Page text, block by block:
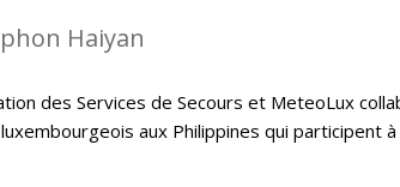
Haiyan
des Services de Secours et MeteoLux
aux Philippines qui participent à